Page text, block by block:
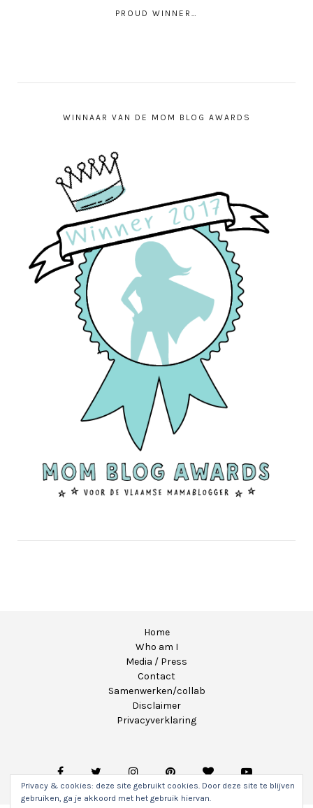
PROUD WINNER…
WINNAAR VAN DE MOM BLOG AWARDS
Home
Who am I
Media / Press
Contact
Samenwerken/collab
Disclaimer
Privacyverklaring
Privacy & cookies: deze site gebruikt cookies. Door deze site te blijven
gebruiken, ga je akkoord met het gebruik hiervan.